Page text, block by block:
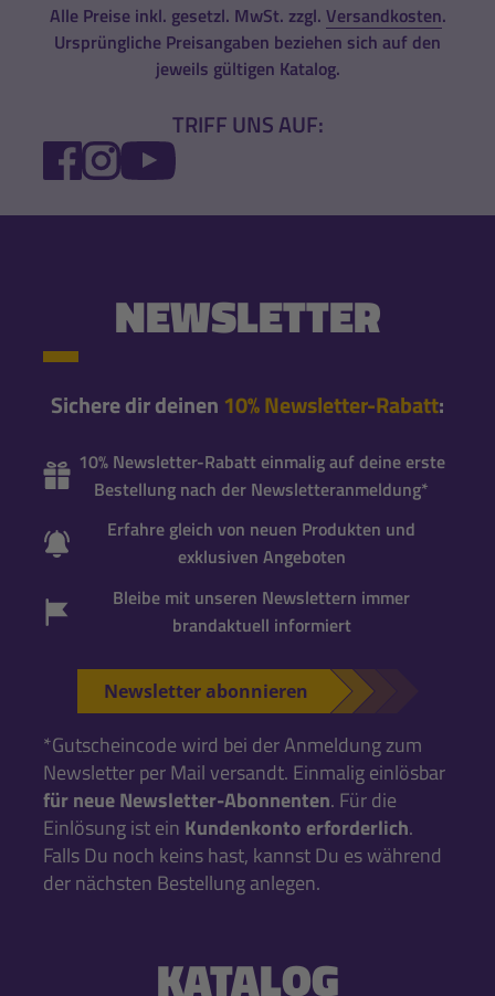
Alle Preise inkl. gesetzl. MwSt. zzgl. Versandkosten.
Ursprüngliche Preisangaben beziehen sich auf den
jeweils gültigen Katalog.
TRIFF UNS AUF:
FACEBOOK
INSTAGRAM
YOUTUBE
NEWSLETTER
Sichere dir deinen 10% Newsletter-Rabatt:
10% Newsletter-Rabatt einmalig auf deine erste
Bestellung nach der Newsletteranmeldung*
Erfahre gleich von neuen Produkten und
exklusiven Angeboten
Bleibe mit unseren Newslettern immer
brandaktuell informiert
Newsletter abonnieren
*Gutscheincode wird bei der Anmeldung zum
Newsletter per Mail versandt. Einmalig einlösbar
für neue Newsletter-Abonnenten. Für die
Einlösung ist ein Kundenkonto erforderlich.
Falls Du noch keins hast, kannst Du es während
der nächsten Bestellung anlegen.
KATALOG